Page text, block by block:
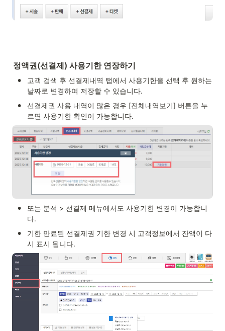
정액권(선결제) 사용기한 연장하기
•
고객 검색 후 선결제내역 탭에서 사용기한을 선택 후 원하는
날짜로 변경하여 저장할 수 있습니다.
•
선결제권 사용 내역이 많은 경우 [전체내역보기] 버튼을 누
르면 사용기한 확인이 가능합니다.
•
또는 분석 > 선결제 메뉴에서도 사용기한 변경이 가능합니
다.
•
기한 만료된 선결제권 기한 변경 시 고객정보에서 잔액이 다
시 표시 됩니다.